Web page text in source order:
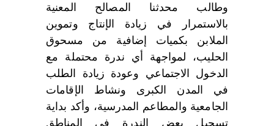
وطالب محدثنا المصالح المعنية
بالاستمرار في زيادة الإنتاج وتموين
الملابن بكميات إضافية من مسحوق
الحليب، لمواجهة أي ندرة محتملة مع
الدخول الاجتماعي وعودة زيادة الطلب
في المدن الكبرى ونشاط الإقامات
الجامعية والمطاعم المدرسية، وأكد بداية
تسجيل بعض الندرة في المناطق